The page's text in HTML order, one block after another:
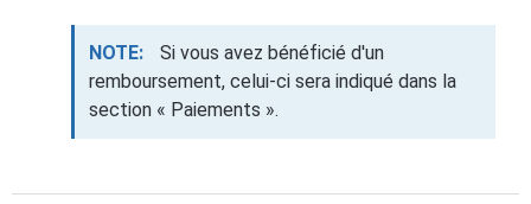
NOTE:
Si vous avez bénéficié d'un
remboursement, celui-ci sera indiqué dans la
section « Paiements ».